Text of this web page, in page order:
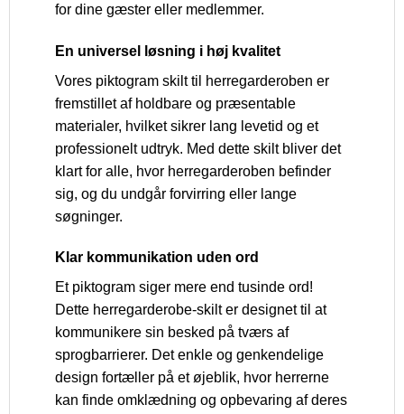
for dine gæster eller medlemmer.
En universel løsning i høj kvalitet
Vores piktogram skilt til herregarderoben er
fremstillet af holdbare og præsentable
materialer, hvilket sikrer lang levetid og et
professionelt udtryk. Med dette skilt bliver det
klart for alle, hvor herregarderoben befinder
sig, og du undgår forvirring eller lange
søgninger.
Klar kommunikation uden ord
Et piktogram siger mere end tusinde ord!
Dette herregarderobe-skilt er designet til at
kommunikere sin besked på tværs af
sprogbarrierer. Det enkle og genkendelige
design fortæller på et øjeblik, hvor herrerne
kan finde omklædning og opbevaring af deres